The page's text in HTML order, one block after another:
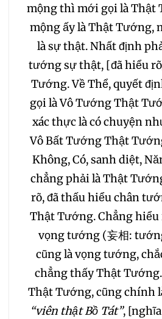
mộng thì mới gọi là Thật
mộng ấy là Thật Tướng,
là sự thật. Nhất định
tướng sự thật, [đã hiểu
Tướng. Về Thể, quyết
gọi là Vô Tướng Thật
xác thực là có chuyện
Vô Bất Tướng Thật
Không, Có, sanh diệt,
chẳng phải là Thật
rõ, đã thấu hiểu chân
Thật Tướng. Chẳng hiểu
vọng tướng (妄相:
cũng là vọng tướng,
chẳng thấy Thật
Thật Tướng, cũng chính
“viên thật Bồ Tát”,